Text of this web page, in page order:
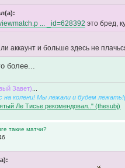
... _id=628392 это бред,
аккаунт и больше здесь не
более...
Завет)
на колени! Мы лежали и будем
Ле Тисье рекомендовал.." (thesubj)
такие матчи?